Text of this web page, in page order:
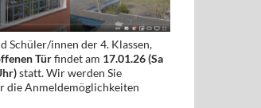
Schüler/innen der 4. Klassen,
Türfindet am 17.01.26 (Sa
statt. Wir werden Sie
die Anmeldemöglichkeiten